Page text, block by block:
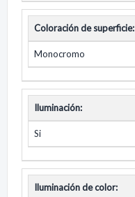
Coloración de superficie:
Monocromo
Iluminación:
Si
Iluminación de color: